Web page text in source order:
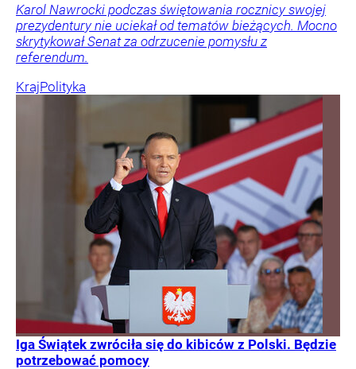
Karol Nawrocki podczas świętowania rocznicy swojej
prezydentury nie uciekał od tematów bieżących. Mocno
skrytykował Senat za odrzucenie pomysłu z
referendum.
KrajPolityka
Iga Świątek zwróciła się do kibiców z Polski. Będzie
potrzebować pomocy